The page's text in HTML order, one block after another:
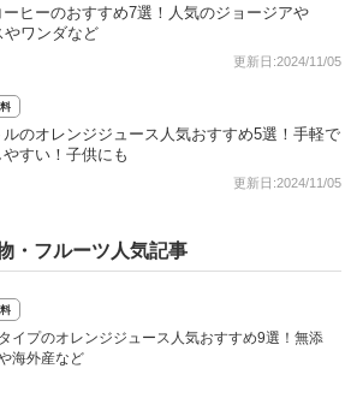
ヒーのおすすめ7選！人気のジョージアや
やワンダなど
更新日:2024/11/05
のオレンジジュース人気おすすめ5選！手軽で
すい！子供にも
更新日:2024/11/05
・フルーツ人気記事
イプのオレンジジュース人気おすすめ9選！無添
海外産など